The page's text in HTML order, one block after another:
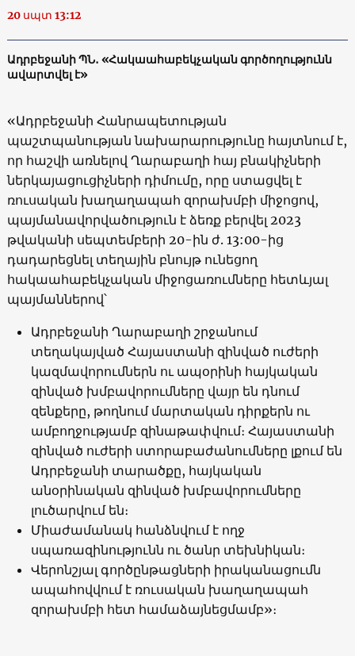
20 սպտ 13:12
Ադրբեջանի ՊՆ․ «Հակաահաբեկչական գործողությունն
ավարտվել է»
«Ադրբեջանի Հանրապետության
պաշտպանության նախարարությունը հայտնում է,
որ հաշվի առնելով Ղարաբաղի հայ բնակիչների
ներկայացուցիչների դիմումը, որը ստացվել է
ռուսական խաղաղապահ զորախմբի միջոցով,
պայմանավորվածություն է ձեռք բերվել 2023
թվականի սեպտեմբերի 20-ին ժ. 13:00-ից
դադարեցնել տեղային բնույթ ունեցող
հակաահաբեկչական միջոցառումները հետևյալ
պայմաններով՝
Ադրբեջանի Ղարաբաղի շրջանում
տեղակայված Հայաստանի զինված ուժերի
կազմավորումներն ու ապօրինի հայկական
զինված խմբավորումները վայր են դնում
զենքերը, թողնում մարտական ​​դիրքերն ու
ամբողջությամբ զինաթափվում։ Հայաստանի
զինված ուժերի ստորաբաժանումները լքում են
Ադրբեջանի տարածքը, հայկական
անօրինական զինված խմբավորումները
լուծարվում են։
Միաժամանակ հանձնվում է ողջ
սպառազինությունն ու ծանր տեխնիկան։
Վերոնշյալ գործընթացների իրականացումն
ապահովվում է ռուսական խաղաղապահ
զորախմբի հետ համաձայնեցմամբ»։